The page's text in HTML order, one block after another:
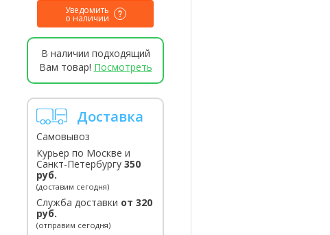
Уведомить
о наличии
В наличии подходящий
Вам товар! Посмотреть
Доставка
Самовывоз
Курьер по Москве и
Санкт-Петербургу 350
руб.
(доставим сегодня)
Служба доставки от 320
руб.
(отправим сегодня)